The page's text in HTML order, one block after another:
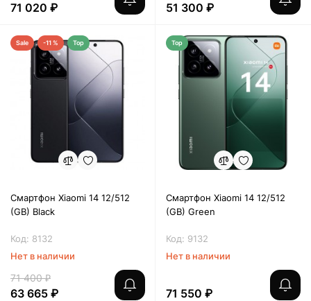
71 020 ₽ 51 300 ₽
Sale -11 % Top
Смартфон Xiaomi 14 12/512
(GB) Black
Код: 8132
Нет в наличии
71 400 ₽
63 665 ₽
Top
Смартфон Xiaomi 14 12/512
(GB) Green
Код: 9132
Нет в наличии
71 550 ₽